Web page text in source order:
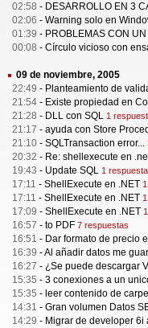
02:58 - DESARROLLO EN 3
02:06 - Warning solo en
01:39 - PROBLEMAS CON
00:08 - Círculo vicioso con
09 de noviembre, 2005
22:49 - Planteamiento de
21:54 - Existe propiedad en
21:28 - DLL con SQL 1
21:17 - ayuda con Store
21:10 - SQLTransaction error...
20:32 - Re: shellexecute en
19:43 - Update SQL 1 respuesta
17:11 - ShellExecute en .NET
17:11 - ShellExecute en .NET
17:09 - ShellExecute en .NET
16:57 - to PDF 7 respuestas
16:51 - Dar formato de precio
16:39 -Al añadir datos me
16:27 - ¿Se puede descargar
15:35 - 3 conexiones a un
15:35 - leer contenido de
14:31 - Gran volumen Datos
14:29 - Migrar de developer 6i